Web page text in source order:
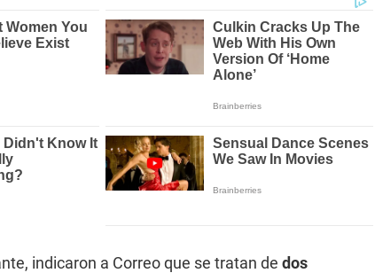
indicaron a Correo que se tratan de dos